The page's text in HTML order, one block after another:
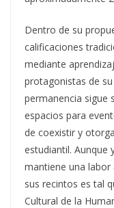
Dentro de su
calificaciones
mediante
protagonistas de
permanencia sigue
espacios para
de coexistir y
estudiantil. Aunque
mantiene una labor
sus recintos es tal
Cultural de la